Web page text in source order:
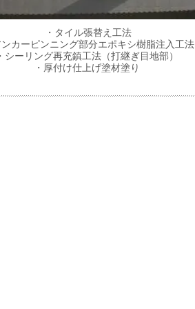
・タイル張替え工法
カーピンニング部分エポキシ樹脂注入工法
シーリング再充鎮工法（打継ぎ目地部）
・厚付け仕上げ塗材塗り